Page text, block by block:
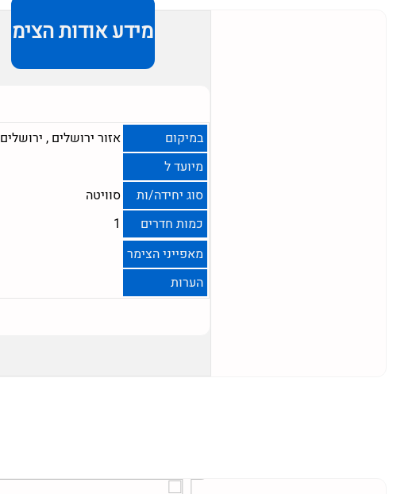
מידע אודות הצימר
במיקום אזור ירושלים , ירושלים
מיועד ל
סוג יחידה/ות
סוויטה
כמות חדרים
1
מאפייני הצימר
הערות